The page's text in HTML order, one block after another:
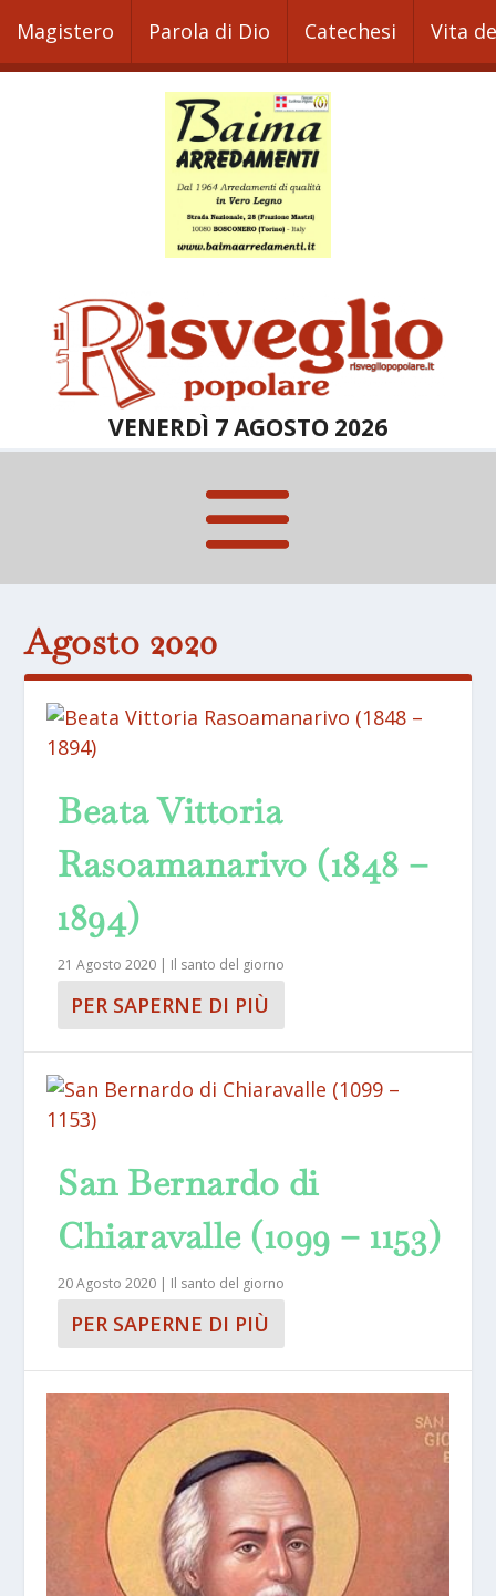
Magistero Parola di Dio Catechesi Vita
VENERDÌ 7 AGOSTO 2026
Agosto 2020
Beata Vittoria
Rasoamanarivo (1848 –
1894)
21 Agosto 2020 | Il santo del giorno
PER SAPERNE DI PIÙ
San Bernardo di
Chiaravalle (1099 – 1153)
20 Agosto 2020 | Il santo del giorno
PER SAPERNE DI PIÙ